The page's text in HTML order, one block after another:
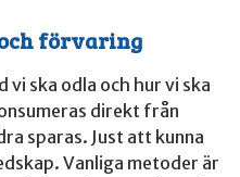
förvaring
ska odla och hur vi ska
direkt från
sparas. Just att kunna
Vanliga metoder är